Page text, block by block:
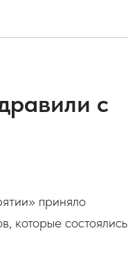
с
приняло
которые состоялись